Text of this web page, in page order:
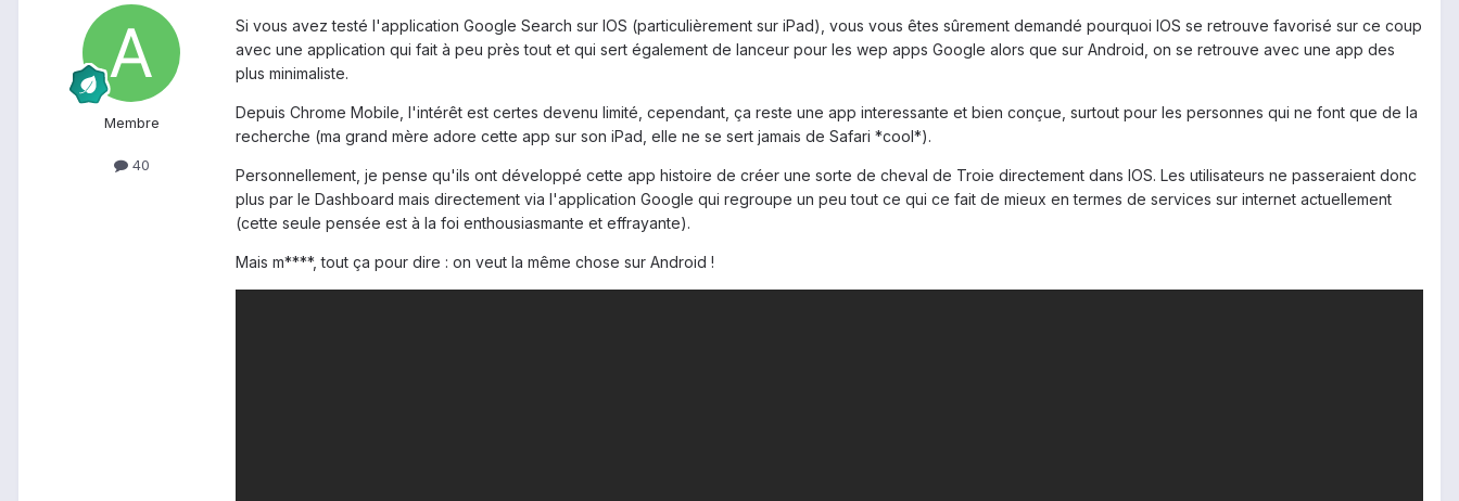
Membre
40
Si vous avez testé l'application Google Search sur IOS (particulièrement sur iPad), vous vous êtes sûrement demandé pourquoi IOS se retrouve favorisé sur ce coup
avec une application qui fait à peu près tout et qui sert également de lanceur pour les wep apps Google alors que sur Android, on se retrouve avec une app des
plus minimaliste.
Depuis Chrome Mobile, l'intérêt est certes devenu limité, cependant, ça reste une app interessante et bien conçue, surtout pour les personnes qui ne font que de la
recherche (ma grand mère adore cette app sur son iPad, elle ne se sert jamais de Safari *cool*).
Personnellement, je pense qu'ils ont développé cette app histoire de créer une sorte de cheval de Troie directement dans IOS. Les utilisateurs ne passeraient donc
plus par le Dashboard mais directement via l'application Google qui regroupe un peu tout ce qui ce fait de mieux en termes de services sur internet actuellement
(cette seule pensée est à la foi enthousiasmante et effrayante).
Mais m****, tout ça pour dire : on veut la même chose sur Android !